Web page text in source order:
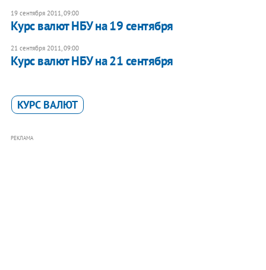
19 сентября 2011, 09:00
Курс валют НБУ на 19 сентября
21 сентября 2011, 09:00
Курс валют НБУ на 21 сентября
КУРС ВАЛЮТ
РЕКЛАМА